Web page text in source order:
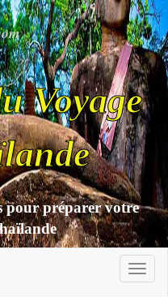
Voyage
pour préparer votre